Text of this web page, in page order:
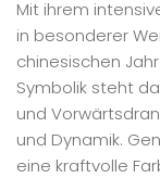
Mit ihrem
in besonderer
chinesischen
Symbolik steht
und
und Dynamik.
eine kraftvolle